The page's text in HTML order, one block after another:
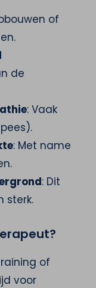
of
de
: Vaak
: Met name
: Dit
sterk.
of
voor